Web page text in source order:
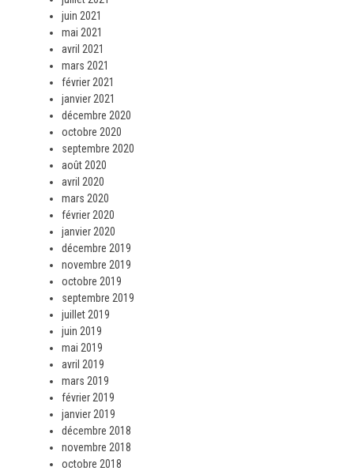
juin 2021
mai 2021
avril 2021
mars 2021
février 2021
janvier 2021
décembre 2020
octobre 2020
septembre 2020
août 2020
avril 2020
mars 2020
février 2020
janvier 2020
décembre 2019
novembre 2019
octobre 2019
septembre 2019
juillet 2019
juin 2019
mai 2019
avril 2019
mars 2019
février 2019
janvier 2019
décembre 2018
novembre 2018
octobre 2018